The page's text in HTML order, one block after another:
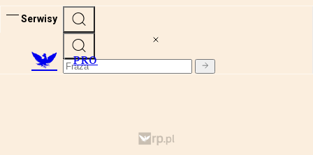
Serwisy
PRO